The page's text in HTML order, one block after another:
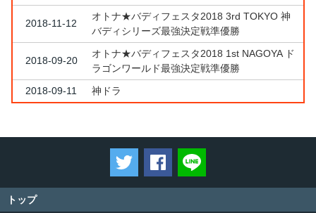
2018-11-12
オトナ★バディフェスタ2018 3rd TOKYO 神
バディシリーズ最強決定戦準優勝
2018-09-20
オトナ★バディフェスタ2018 1st NAGOYA ド
ラゴンワールド最強決定戦準優勝
2018-09-11
神ドラ
ツイートするFacebookでシェアする
トップ